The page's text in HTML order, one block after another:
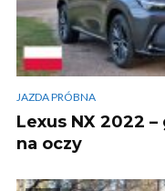
JAZDA PRÓBNA
Lexus NX 2022
na oczy